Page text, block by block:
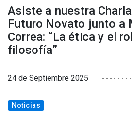
Asiste a nuestra
Futuro Novato junto a
Correa: “La ética y el
filosofía”
24 de Septiembre 2025
Noticias